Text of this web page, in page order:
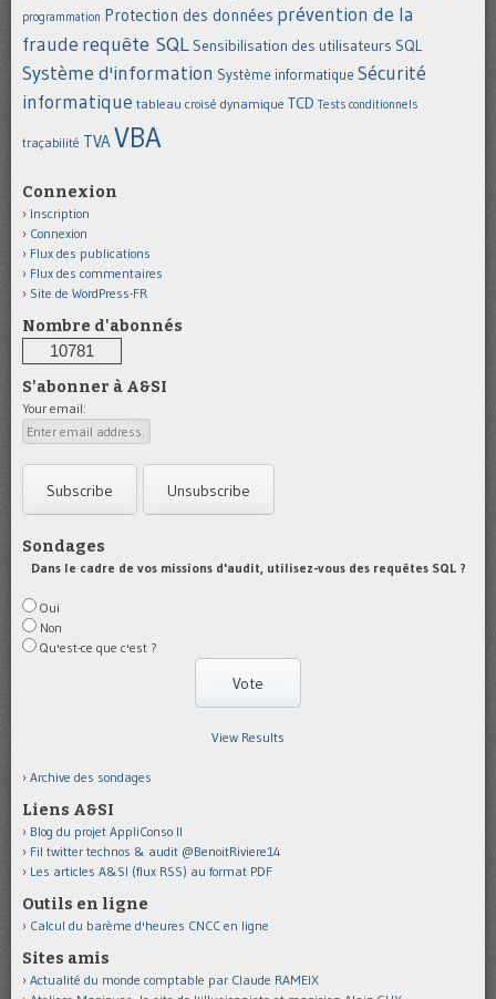
programmation Protection des données prévention de la
fraude requête SQL Sensibilisation des utilisateurs SQL
Système d'information Système informatique Sécurité
informatique tableau croisé dynamique TCD Tests conditionnels
traçabilité TVAVBA
Connexion
Inscription
Connexion
Flux des publications
Flux des commentaires
Site de WordPress-FR
Nombre d'abonnés
10781
S'abonner à A&SI
Your email:
Sondages
Dans le cadre de vos missions d'audit, utilisez-vous des requêtes SQL ?
Oui
Non
Qu'est-ce que c'est ?
View Results
Archive des sondages
Liens A&SI
Blog du projet AppliConso II
Fil twitter technos & audit @BenoitRiviere14
Les articles A&SI (flux RSS) au format PDF
Outils en ligne
Calcul du barème d'heures CNCC en ligne
Sites amis
Actualité du monde comptable par Claude RAMEIX